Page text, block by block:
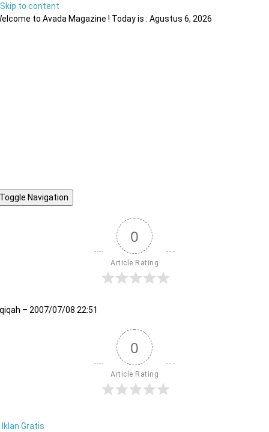
Skip to content
to Avada Magazine ! Today is : Agustus 6, 2026
Toggle Navigation
0
Article Rating
– 2007/07/08 22:51
0
Article Rating
Iklan Gratis